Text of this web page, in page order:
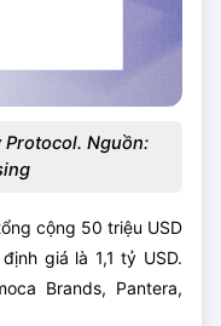
Protocol. Nguồn:
cộng 50 triệu USD
giá là 1,1 tỷ USD.
Brands, Pantera,